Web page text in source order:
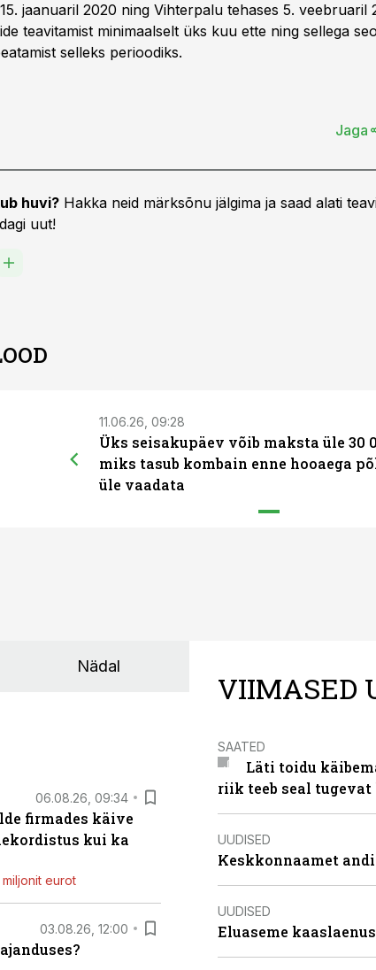
jaanuaril 2020 ning Vihterpalu tehases 5. veebruaril
teavitamist minimaalselt üks kuu ette ning sellega
selleks perioodiks.
Jaga
huvi? Hakka neid märksõnu jälgima ja saad alati
uut!
11.06.26, 09:28
Üks seisakupäev võib maksta üle 30
miks tasub kombain enne hooaega
üle vaadata
Nädal
06.08.26, 09:34
firmades käive
kui ka
miljonit eurot
03.08.26, 12:00
VIIMASED
SAATED
Läti toidu
riik teeb seal
UUDISED
Keskkonnaamet
UUDISED
Eluaseme